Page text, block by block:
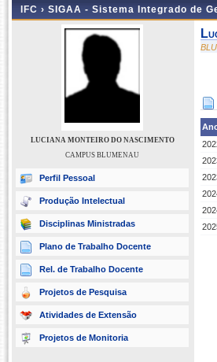
IFC › SIGAA - Sistema Integrado de
LUCIANA MONTEIRO DO NASCIMENTO
CAMPUS BLUMENAU
Perfil Pessoal
Produção Intelectual
Disciplinas Ministradas
Plano de Trabalho Docente
Rel. de Trabalho Docente
Projetos de Pesquisa
Atividades de Extensão
Projetos de Monitoria